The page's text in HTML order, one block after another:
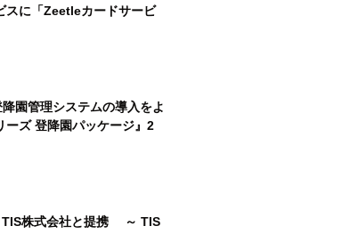
スに「Zeetleカードサービ
園管理システムの導入をよ
ズ 登降園パッケージ』2
TIS株式会社と提携 ～ TIS